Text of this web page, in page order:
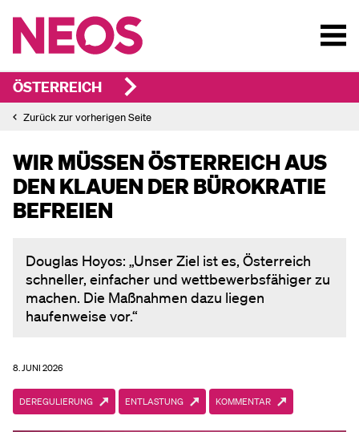
ÖSTERREICH
Zurück zur vorherigen Seite
WIR MÜSSEN ÖSTERREICH AUS
DEN KLAUEN DER BÜROKRATIE
BEFREIEN
Douglas Hoyos: „Unser Ziel ist es, Österreich
schneller, einfacher und wettbewerbsfähiger zu
machen. Die Maßnahmen dazu liegen
haufenweise vor.“
8. JUNI 2026
DEREGULIERUNG ENTLASTUNG KOMMENTAR